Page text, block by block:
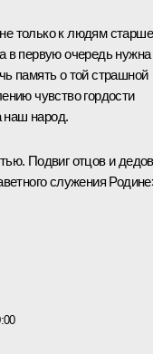
только к людям
в первую очередь нужна
память о той страшной
чувство гордости
наш народ.
Подвиг отцов и дедов
служения